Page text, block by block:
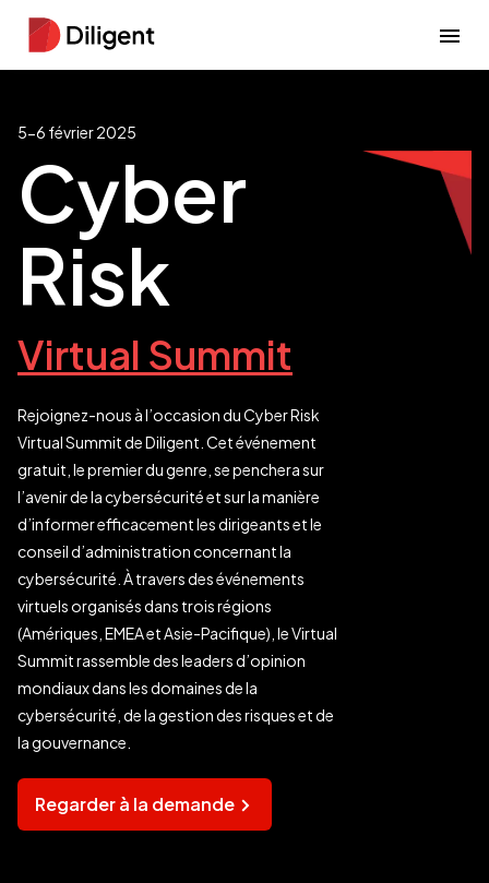
5-6 février 2025
Cyber
Risk
Virtual Summit
Rejoignez-nous à l’occasion du Cyber Risk
Virtual Summit de Diligent. Cet événement
gratuit, le premier du genre, se penchera sur
l’avenir de la cybersécurité et sur la manière
d’informer efficacement les dirigeants et le
conseil d’administration concernant la
cybersécurité. À travers des événements
virtuels organisés dans trois régions
(Amériques, EMEA et Asie-Pacifique), le Virtual
Summit rassemble des leaders d’opinion
mondiaux dans les domaines de la
cybersécurité, de la gestion des risques et de
la gouvernance.
Regarder à la demande